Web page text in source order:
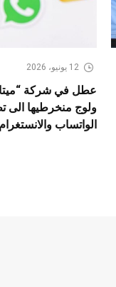
12 يونيو، 2026
عطل في شركة
ولوج منخرطيها الى
الواتساب